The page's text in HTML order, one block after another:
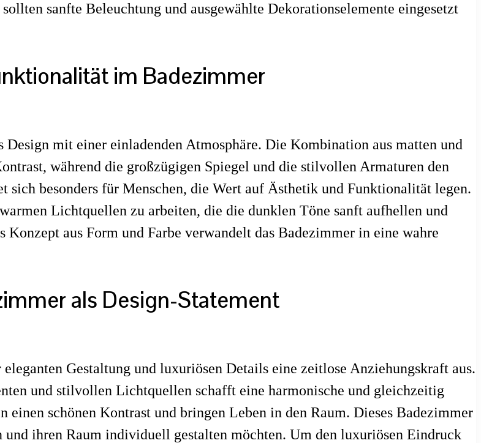
sanfte Beleuchtung und ausgewählte Dekorationselemente eingesetzt
im Badezimmer
mit einer einladenden Atmosphäre. Die Kombination aus matten und
während die großzügigen Spiegel und die stilvollen Armaturen den
sich besonders für Menschen, die Wert auf Ästhetik und Funktionalität legen.
Lichtquellen zu arbeiten, die die dunklen Töne sanft aufhellen und
Konzept aus Form und Farbe verwandelt das Badezimmer in eine wahre
als Design-Statement
Gestaltung und luxuriösen Details eine zeitlose Anziehungskraft aus.
und stilvollen Lichtquellen schafft eine harmonische und gleichzeitig
schönen Kontrast und bringen Leben in den Raum. Dieses Badezimmer
ihren Raum individuell gestalten möchten. Um den luxuriösen Eindruck